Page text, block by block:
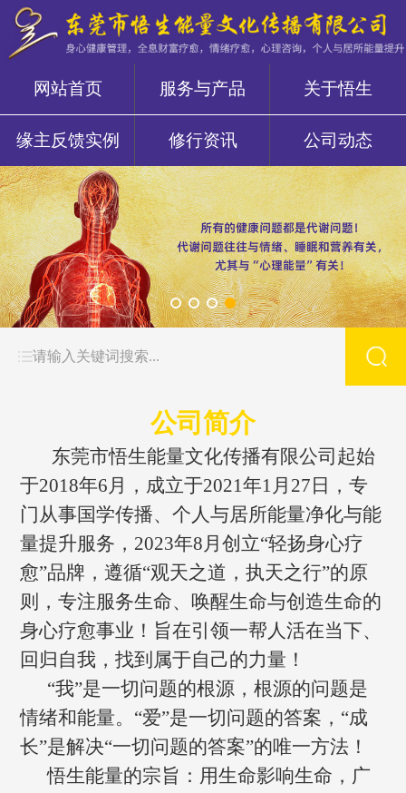
网站首页 服务与产品 关于悟生
缘主反馈实例 修行资讯 公司动态
公司简介
东莞市悟生能量文化传播有限公司起始
于2018年6月，成立于2021年1月27日，专
门从事国学传播、个人与居所能量净化与能
量提升服务，2023年8月创立“轻扬身心疗
愈”品牌，遵循“观天之道，执天之行”的原
则，专注服务生命、唤醒生命与创造生命的
身心疗愈事业！旨在引领一帮人活在当下、
回归自我，找到属于自己的力量！
“我”是一切问题的根源，根源的问题是
情绪和能量。“爱”是一切问题的答案，“成
长”是解决“一切问题的答案”的唯一方法！
悟生能量的宗旨：用生命影响生命，广